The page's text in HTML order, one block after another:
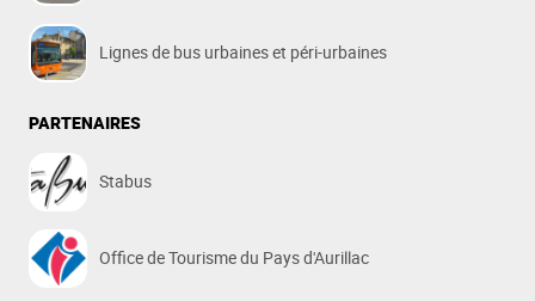
Lignes de bus urbaines et péri-urbaines
PARTENAIRES
Stabus
Office de Tourisme du Pays d'Aurillac